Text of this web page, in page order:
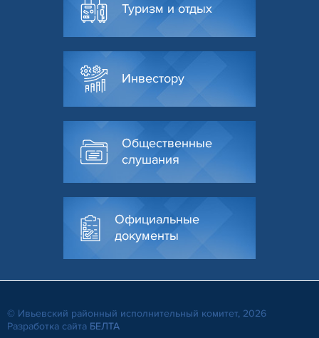
Туризм и отдых
Инвестору
Общественные
слушания
Официальные
документы
© Ивьевский районный исполнительный комитет, 2026
Разработка сайта БЕЛТА